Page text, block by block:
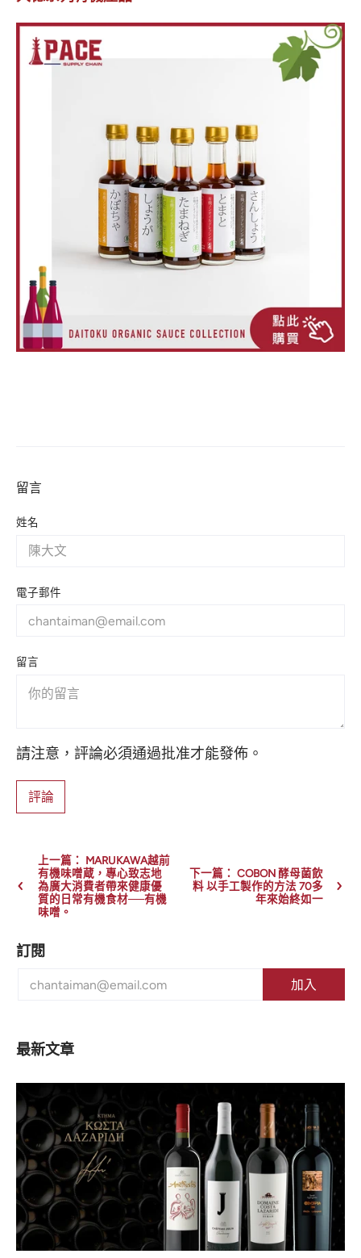
留言
姓名
電子郵件
留言
請注意，評論必須通過批准才能發佈。
上一篇： MARUKAWA越前
有機味噌蔵，專心致志地
為廣大消費者帶來健康優
質的日常有機食材──有機
味噌。
下一篇： COBON 酵母菌飲
料 以手工製作的方法 70多
年來始終如一
訂閱
最新文章